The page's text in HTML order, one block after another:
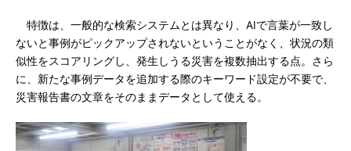
特徴は、一般的な検索システムとは異なり、AIで言葉が一致し
ないと事例がピックアップされないということがなく、状況の類
似性をスコアリングし、発生しうる災害を複数抽出する点。さら
に、新たな事例データを追加する際のキーワード設定が不要で、
災害報告書の文章をそのままデータとして使える。